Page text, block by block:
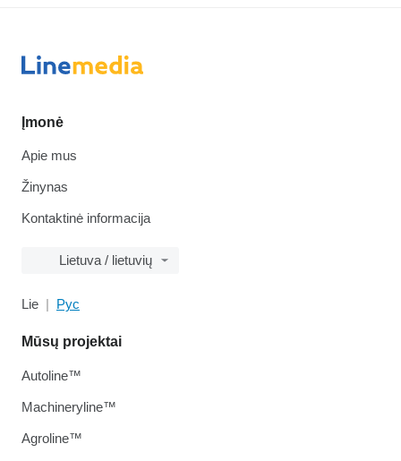
Įmonė
Apie mus
Žinynas
Kontaktinė informacija
Lietuva / lietuvių
Lie Рус
Mūsų projektai
Autoline™
Machineryline™
Agroline™